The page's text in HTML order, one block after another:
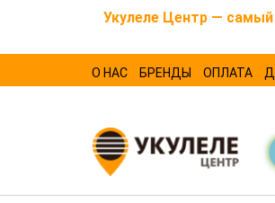
Укулеле Центр — самый
О НАС БРЕНДЫ ОПЛАТА